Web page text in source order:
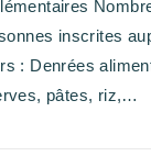
inscrites
: Denrées
pâtes, riz,…